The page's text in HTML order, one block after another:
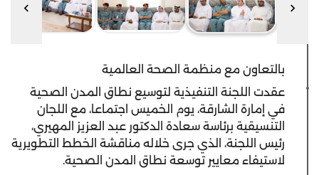
بالتعاون مع منظمة الصحة العالمية
عقدت اللجنة التنفيذية لتوسيع نطاق المدن الصحية
في إمارة الشارقة، يوم الخميس اجتماعا، مع اللجان
التنسيقية برئاسة سعادة الدكتور عبد العزيز المهيري،
رئيس اللجنة، الذي جرى خلاله مناقشة الخطط التطويرية
لاستيفاء معايير توسعة نطاق المدن الصحية.